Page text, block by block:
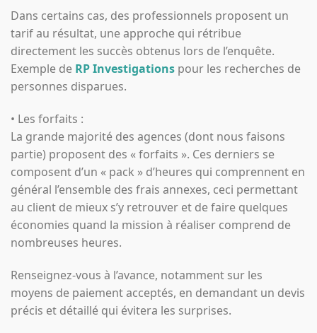
Dans certains cas, des professionnels proposent un
tarif au résultat, une approche qui rétribue
directement les succès obtenus lors de l’enquête.
Exemple de RP Investigations pour les recherches de
personnes disparues.
• Les forfaits :
La grande majorité des agences (dont nous faisons
partie) proposent des « forfaits ». Ces derniers se
composent d’un « pack » d’heures qui comprennent en
général l’ensemble des frais annexes, ceci permettant
au client de mieux s’y retrouver et de faire quelques
économies quand la mission à réaliser comprend de
nombreuses heures.
Renseignez-vous à l’avance, notamment sur les
moyens de paiement acceptés, en demandant un devis
précis et détaillé qui évitera les surprises.